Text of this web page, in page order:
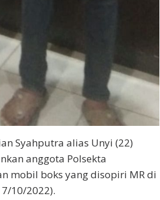
Syahputra alias Unyi (22)
anggota Polsekta
mobil boks yang disopiri MR di
10/2022).